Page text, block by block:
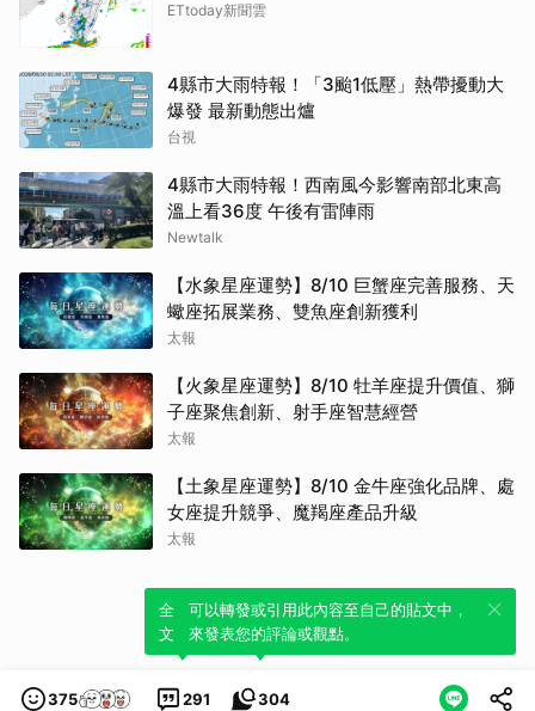
ETtoday新聞雲
4縣市大雨特報！「3颱1低壓」熱帶擾動大
爆發 最新動態出爐
台視
4縣市大雨特報！西南風今影響南部北東高
溫上看36度 午後有雷陣雨
Newtalk
【水象星座運勢】8/10 巨蟹座完善服務、天
蠍座拓展業務、雙魚座創新獲利
太報
【火象星座運勢】8/10 牡羊座提升價值、獅
子座聚焦創新、射手座智慧經營
太報
【土象星座運勢】8/10 金牛座強化品牌、處
女座提升競爭、魔羯座產品升級
太報
375 291
全新體驗！一鍵引用此內容，透過發布貼
文來輕鬆表達個人立場。
304
可以轉發或引用此內容至自己的貼文中，
來發表您的評論或觀點。